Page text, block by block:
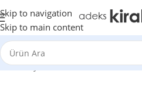
Skip to navigation
Skip to main content
Ana Sayfa Notebook Business